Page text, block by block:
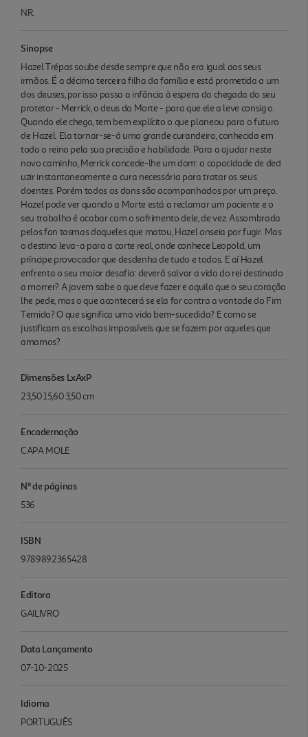
NR.
Sinopse
Hazel Trépas soube desde sempre que não era igual aos seus
irmãos. É a décima terceira filha da família e está prometida a um
dos deuses, por isso passa a infância à espera da chegada do seu
protetor - Merrick, o deus da Morte - para que ele a leve consig o.
Quando ele chega, tem bem explícito o que planeou para o futuro
de Hazel. Ela tornar-se-á uma grande curandeira, conhecida em
todo o reino pela sua precisão e habilidade. Para a ajudar neste
novo caminho, Merrick concede-lhe um dom: a capacidade de ded
uzir instantaneamente a cura necessária para tratar os seus
doentes. Porém todos os dons são acompanhados por um preço.
Hazel pode ver quando a Morte está a reclamar um paciente e o
seu trabalho é acabar com o sofrimento dele, de vez. Assombrada
pelos fan tasmas daqueles que matou, Hazel anseia por fugir. Mas
o destino leva-a para a corte real, onde conhece Leopold, um
príncipe provocador que desdenha de tudo e todos. E aí Hazel
enfrenta o seu maior desafio: deverá salvar a vida do rei destinado
a morrer? A jovem sabe o que deve fazer e aquilo que o seu coração
lhe pede, mas o que acontecerá se ela for contra a vontade do Fim
Temido? O que significa uma vida bem-sucedida? E como se
justificam as escolhas impossíveis que se fazem por aqueles que
amamos?
Dimensões LxAxP
23,50 15,60 3,50 cm
Encadernação
CAPA MOLE
Nº de páginas
536
ISBN
9789892365428
Editora
GAILIVRO
Data Lançamento
07-10-2025
Idioma
PORTUGUÊS